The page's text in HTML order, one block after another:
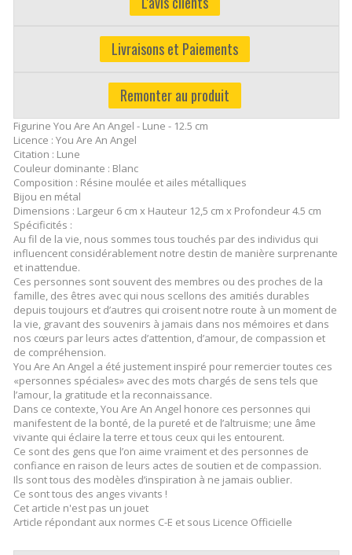
Livraisons et Paiements
Remonter au produit
Figurine You Are An Angel - Lune - 12.5 cm
Licence : You Are An Angel
Citation : Lune
Couleur dominante : Blanc
Composition : Résine moulée et ailes métalliques
Bijou en métal
Dimensions : Largeur 6 cm x Hauteur 12,5 cm x Profondeur 4.5 cm
Spécificités :
Au fil de la vie, nous sommes tous touchés par des individus qui
influencent considérablement notre destin de manière surprenante
et inattendue.
Ces personnes sont souvent des membres ou des proches de la
famille, des êtres avec qui nous scellons des amitiés durables
depuis toujours et d’autres qui croisent notre route à un moment de
la vie, gravant des souvenirs à jamais dans nos mémoires et dans
nos cœurs par leurs actes d’attention, d’amour, de compassion et
de compréhension.
You Are An Angel a été justement inspiré pour remercier toutes ces
«personnes spéciales» avec des mots chargés de sens tels que
l’amour, la gratitude et la reconnaissance.
Dans ce contexte, You Are An Angel honore ces personnes qui
manifestent de la bonté, de la pureté et de l’altruisme; une âme
vivante qui éclaire la terre et tous ceux qui les entourent.
Ce sont des gens que l’on aime vraiment et des personnes de
confiance en raison de leurs actes de soutien et de compassion.
Ils sont tous des modèles d’inspiration à ne jamais oublier.
Ce sont tous des anges vivants !
Cet article n'est pas un jouet
Article répondant aux normes C-E et sous Licence Officielle